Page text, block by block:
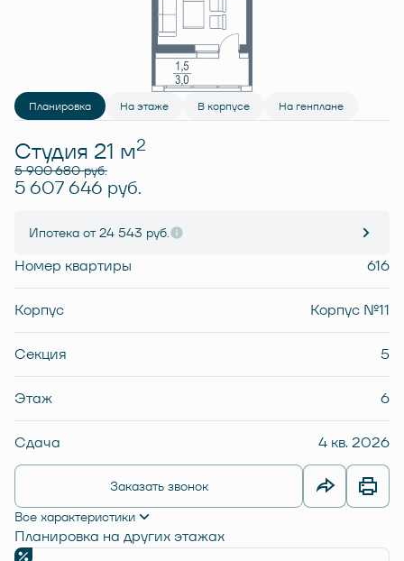
Планировка На этаже В корпусе На генплане
Студия 21 м2
5 900 680 руб.
5 607 646 руб.
Ипотека от 24 543 руб.
Номер квартиры 616
Корпус Корпус №11
Секция 5
Этаж 6
Сдача 4 кв. 2026
Заказать звонок
Все характеристики
Планировка на других этажах